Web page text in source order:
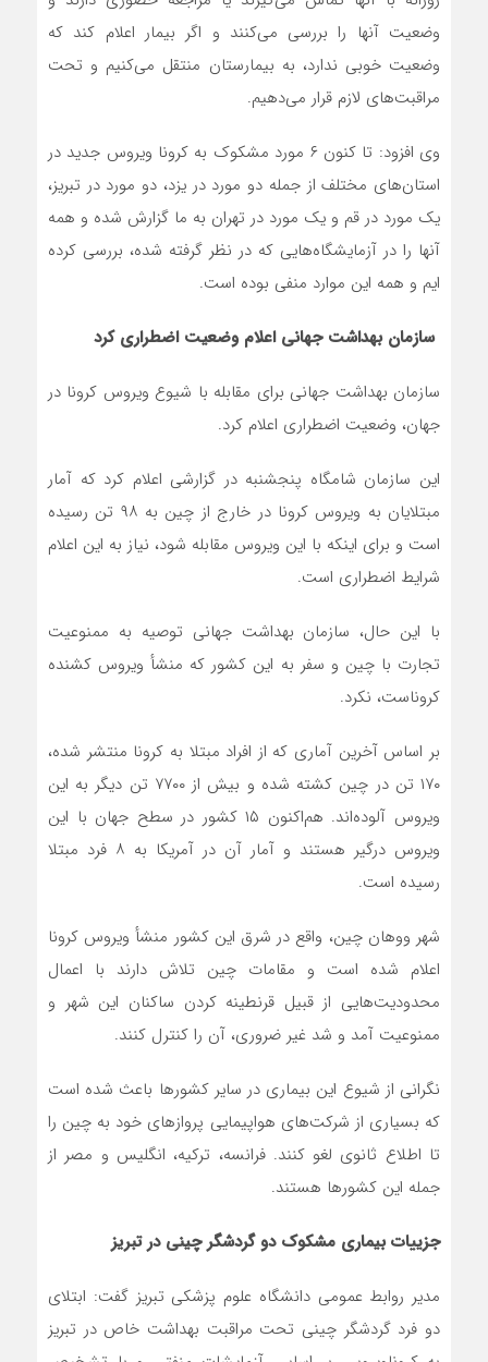
وضعیت آنها را بررسی می‌کنند و اگر بیمار اعلام کند که
وضعیت خوبی ندارد، به بیمارستان منتقل می‌کنیم و تحت
مراقبت‌های لازم قرار می‌دهیم.
وی افزود: تا کنون ۶ مورد مشکوک به کرونا ویروس جدید در
استان‌های مختلف از جمله دو مورد در یزد، دو مورد در تبریز،
یک مورد در قم و یک مورد در تهران به ما گزارش شده و همه
آنها را در آزمایشگاه‌هایی که در نظر گرفته شده، بررسی کرده
ایم و همه این موارد منفی بوده است.
سازمان بهداشت جهانی اعلام وضعیت اضطراری کرد
سازمان بهداشت جهانی برای مقابله با شیوع ویروس کرونا در
جهان، وضعیت اضطراری اعلام کرد.
این سازمان شامگاه پنجشنبه در گزارشی اعلام کرد که آمار
مبتلایان به ویروس کرونا در خارج از چین به ۹۸ تن رسیده
است و برای اینکه با این ویروس مقابله شود، نیاز به این اعلام
شرایط اضطراری است.
با این حال، سازمان بهداشت جهانی توصیه به ممنوعیت
تجارت با چین و سفر به این کشور که منشأ ویروس کشنده
کروناست، نکرد.
بر اساس آخرین آماری که از افراد مبتلا به کرونا منتشر شده،
۱۷۰ تن در چین کشته شده و بیش از ۷۷۰۰ تن دیگر به این
ویروس آلوده‌اند. هم‌اکنون ۱۵ کشور در سطح جهان با این
ویروس درگیر هستند و آمار آن در آمریکا به ۸ فرد مبتلا
رسیده است.
شهر ووهان چین، واقع در شرق این کشور منشأ ویروس کرونا
اعلام شده است و مقامات چین تلاش دارند با اعمال
محدودیت‌هایی از قبیل قرنطینه کردن ساکنان این شهر و
ممنوعیت آمد و شد غیر ضروری، آن را کنترل کنند.
نگرانی از شیوع این بیماری در سایر کشورها باعث شده است
که بسیاری از شرکت‌های هواپیمایی پروازهای خود به چین را
تا اطلاع ثانوی لغو کنند. فرانسه، ترکیه، انگلیس و مصر از
جمله این کشورها هستند.
جزییات بیماری مشکوک دو گردشگر چینی در تبریز
مدیر روابط عمومی دانشگاه علوم پزشکی تبریز گفت: ابتلای
دو فرد گردشگر چینی تحت مراقبت بهداشت خاص در تبریز